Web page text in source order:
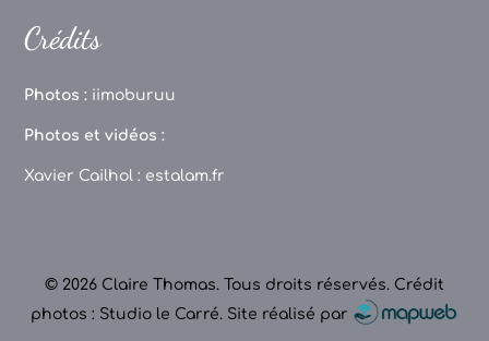
Crédits
Photos : iimoburuu
Photos et vidéos :
Xavier Cailhol : estalam.fr
© 2026 Claire Thomas. Tous droits réservés. Crédit
photos : Studio le Carré. Site réalisé par